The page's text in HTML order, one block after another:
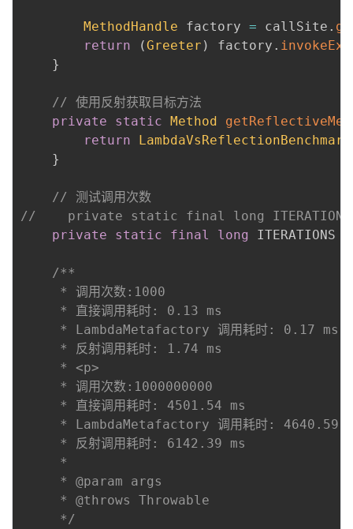
MethodHandle factory = callSite .
return
(Greeter ) factory .
}
// 使用反射获取目标方法
private
static Method
return
LambdaVsReflectionBenchmark
}
// 测试调用次数
//    private static final long ITERATIONS
private
static final long ITERATIONS
/**
     * 调用次数:1000
     * 直接调用耗时: 0.13 ms
     * LambdaMetafactory 调用耗时: 0.17 ms
     * 反射调用耗时: 1.74 ms
     * <p>
     * 调用次数:1000000000
     * 直接调用耗时: 4501.54 ms
* LambdaMetafactory 调用耗时: 4640.59
     * 反射调用耗时: 6142.39 ms
     *
     * @param args
     * @throws Throwable
     */